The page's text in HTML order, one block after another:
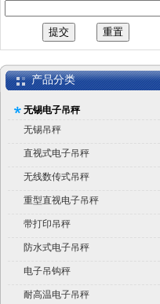
产品分类
无锡电子吊秤
无锡吊秤
直视式电子吊秤
无线数传式吊秤
重型直视电子吊秤
带打印吊秤
防水式电子吊秤
电子吊钩秤
耐高温电子吊秤